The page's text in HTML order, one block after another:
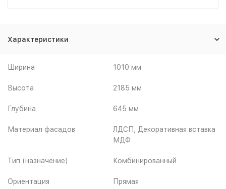
Характеристики
Ширина 1010 мм
Высота 2185 мм
Глубина 645 мм
Материал фасадов
ЛДСП, Декоративная вставка
МДФ
Тип (назначение) Комбинированный
Ориентация Прямая